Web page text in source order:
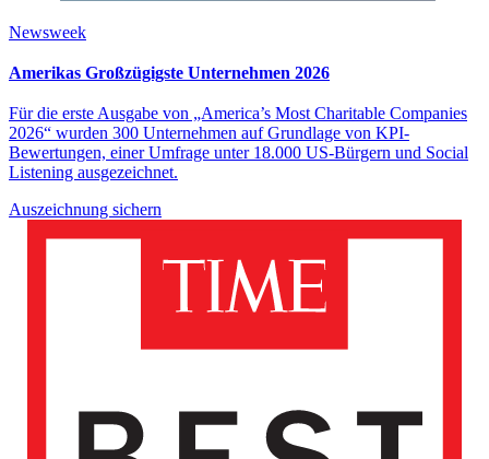
Newsweek
Amerikas Großzügigste Unternehmen 2026
Für die erste Ausgabe von „America’s Most Charitable Companies
2026“ wurden 300 Unternehmen auf Grundlage von KPI-
Bewertungen, einer Umfrage unter 18.000 US-Bürgern und Social
Listening ausgezeichnet.
Auszeichnung sichern